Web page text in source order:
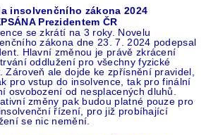
insolvenčního zákona 2024
Prezidentem ČR
se zkrátí na 3 roky. Novelu
zákona dne 23. 7. 2024 podepsal
Hlavní změnou je právě zkrácení
oddlužení pro všechny fyzické
Zároveň ale dojde ke zpřísnění pravidel,
pro vstup do insolvence, tak pro finální
osvobození od nesplacených dluhů.
změny pak budou platné pouze pro
řízení, pro již probíhající
se nic nemění.